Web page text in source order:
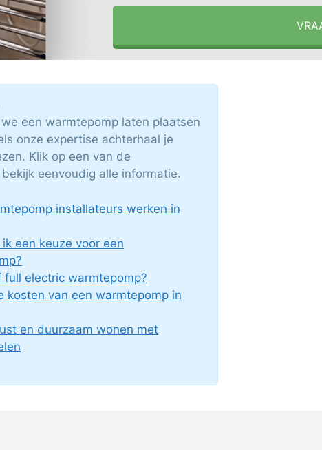
een warmtepomp laten plaatsen
onze expertise achterhaal je
Klik op een van de
eenvoudig alle informatie.
installateurs werken in
een keuze voor een
full electric warmtepomp?
kosten van een warmtepomp in
en duurzaam wonen met